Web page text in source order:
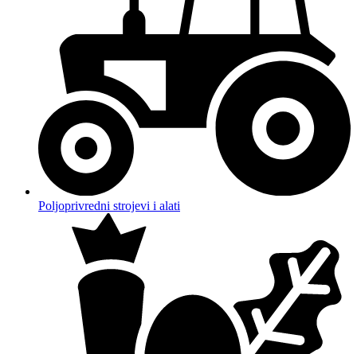
Poljoprivredni strojevi i alati